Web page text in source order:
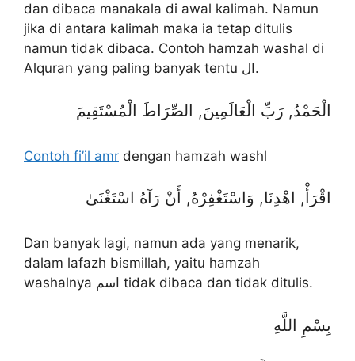
dan dibaca manakala di awal kalimah. Namun
jika di antara kalimah maka ia tetap ditulis
namun tidak dibaca. Contoh hamzah washal di
Alquran yang paling banyak tentu ال.
الْحَمْدُ, رَبِّ الْعَالَمِينَ, الصِّرَاطَ الْمُسْتَقِيمَ
Contoh fi’il amr dengan hamzah washl
اقْرَأْ, اهْدِنَا, وَاسْتَغْفِرْهُ, أَنْ رَآهُ اسْتَغْنَىٰ
Dan banyak lagi, namun ada yang menarik,
dalam lafazh bismillah, yaitu hamzah
washalnya اسم tidak dibaca dan tidak ditulis.
بِسْمِ اللَّهِ